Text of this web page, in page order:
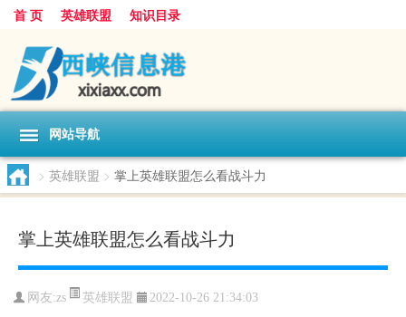
首 页 英雄联盟 知识目录
网站导航
> 英雄联盟 > 掌上英雄联盟怎么看战斗力
掌上英雄联盟怎么看战斗力
网友:zs 英雄联盟 2022-10-26 21:34:03